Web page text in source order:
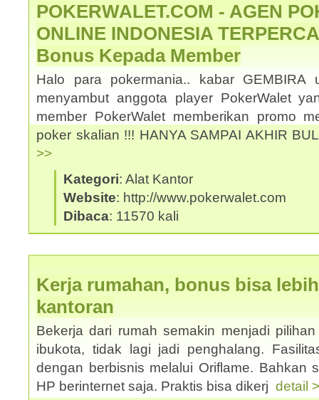
POKERWALET.COM - AGEN
ONLINE INDONESIA
Bonus Kepada Member
Halo para pokermania.. kabar GEMBIRA
menyambut anggota player PokerWalet
member PokerWalet memberikan promo
poker skalian !!! HANYA SAMPAI AKHIR
>>
Kategori: Alat Kantor
Website: http://www.pokerwalet.com
Dibaca: 11570 kali
Kerja rumahan, bonus bisa
kantoran
Bekerja dari rumah semakin menjadi
ibukota, tidak lagi jadi penghalang.
dengan berbisnis melalui Oriflame. Bahkan
HP berinternet saja. Praktis bisa dikerj detail